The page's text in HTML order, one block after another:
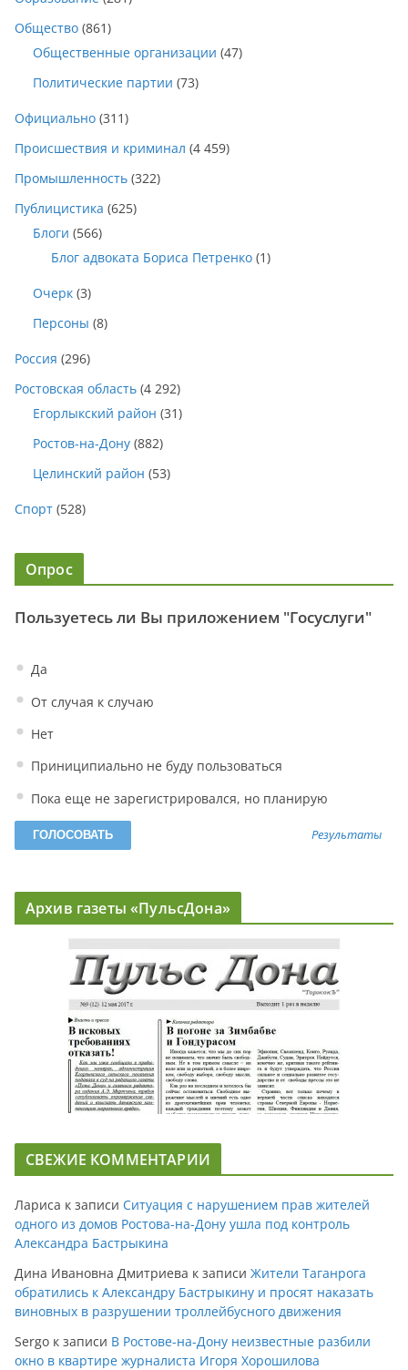
Общество (861)
Общественные организации (47)
Политические партии (73)
Официально (311)
Происшествия и криминал (4 459)
Промышленность (322)
Публицистика (625)
Блоги (566)
Блог адвоката Бориса Петренко (1)
Очерк (3)
Персоны (8)
Россия (296)
Ростовская область (4 292)
Егорлыкский район (31)
Ростов-на-Дону (882)
Целинский район (53)
Спорт (528)
Опрос
Пользуетесь ли Вы приложением "Госуслуги"
Да
От случая к случаю
Нет
Приниципиально не буду пользоваться
Пока еще не зарегистрировался, но планирую
Результаты
Архив газеты «ПульсДона»
СВЕЖИЕ КОММЕНТАРИИ
Лариса к записи Ситуация с нарушением прав жителей
одного из домов Ростова-на-Дону ушла под контроль
Александра Бастрыкина
Дина Ивановна Дмитриева к записи Жители Таганрога
обратились к Александру Бастрыкину и просят наказать
виновных в разрушении троллейбусного движения
Sergo к записи В Ростове-на-Дону неизвестные разбили
окно в квартире журналиста Игоря Хорошилова